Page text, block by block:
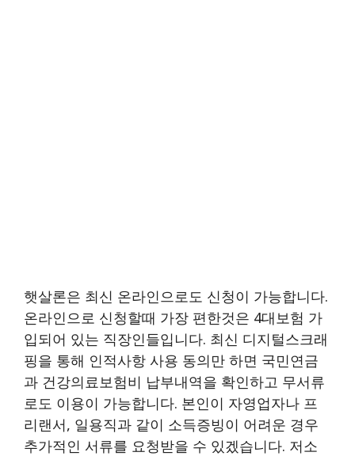
햇살론은 최신 온라인으로도 신청이 가능합니다.
온라인으로 신청할때 가장 편한것은 4대보험 가
입되어 있는 직장인들입니다. 최신 디지털스크래
핑을 통해 인적사항 사용 동의만 하면 국민연금
과 건강의료보험비 납부내역을 확인하고 무서류
로도 이용이 가능합니다. 본인이 자영업자나 프
리랜서, 일용직과 같이 소득증빙이 어려운 경우
추가적인 서류를 요청받을 수 있겠습니다. 저소